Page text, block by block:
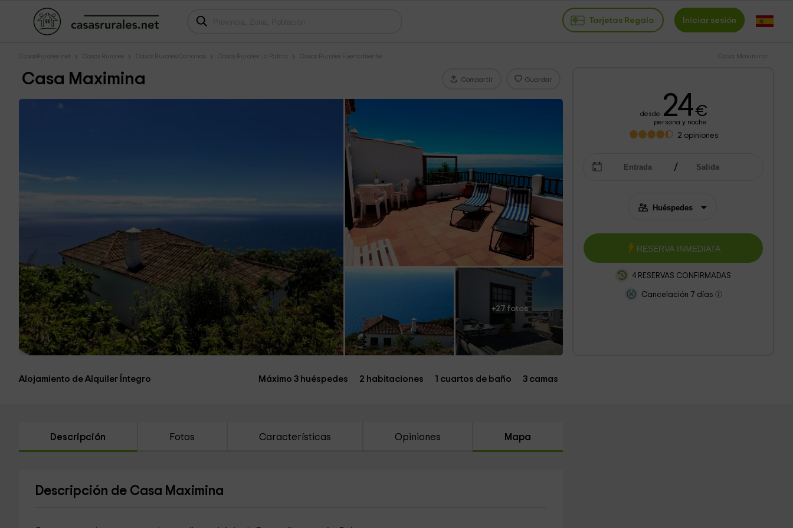
Tarjetas Regalo Iniciar sesión
CasasRurales.net Casas Rurales Casas Rurales Canarias Casas Rurales La Palma Casas Rurales Fuencaliente Casa Maximina
Casa Maximina Compartir Guardar
+27 fotos
desde 24€
persona y noche
2 opiniones
RESERVA INMEDIATA
4 RESERVAS CONFIRMADAS
Cancelación 7 días
Alojamiento de Alquiler Íntegro Máximo 3 huéspedes 2 habitaciones 1 cuartos de baño 3 camas
Descripción Fotos Características Opiniones Mapa
Descripción de Casa Maximina